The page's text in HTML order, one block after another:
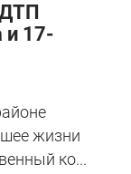
и 17-
жизни
ко...